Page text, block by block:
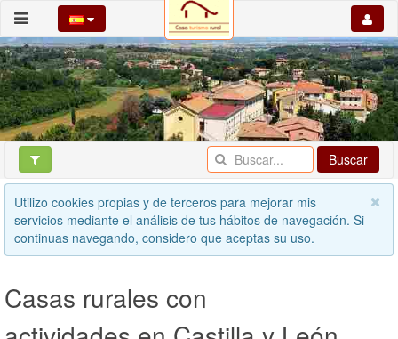
Buscar
Utilizo cookies propias y de terceros para mejorar mis
servicios mediante el análisis de tus hábitos de navegación. Si
continuas navegando, considero que aceptas su uso.
Casas rurales con